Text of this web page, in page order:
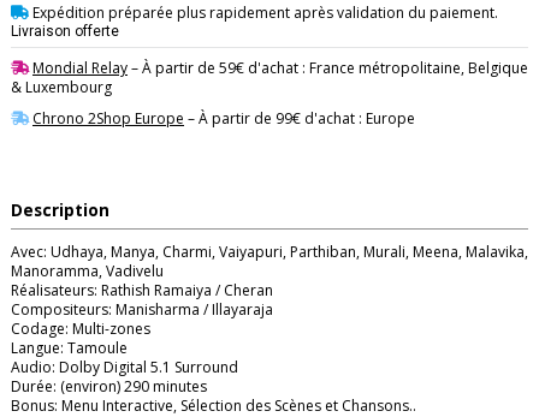
Expédition préparée plus rapidement après validation du paiement.
Livraison offerte
Mondial Relay– À partir de 59€ d'achat : France métropolitaine, Belgique
& Luxembourg
Chrono 2Shop Europe – À partir de 99€ d'achat : Europe
Description
Avec: Udhaya, Manya, Charmi, Vaiyapuri, Parthiban, Murali, Meena, Malavika,
Manoramma, Vadivelu
Réalisateurs: Rathish Ramaiya / Cheran
Compositeurs: Manisharma / Illayaraja
Codage: Multi-zones
Langue: Tamoule
Audio: Dolby Digital 5.1 Surround
Durée: (environ) 290 minutes
Bonus: Menu Interactive, Sélection des Scènes et Chansons..